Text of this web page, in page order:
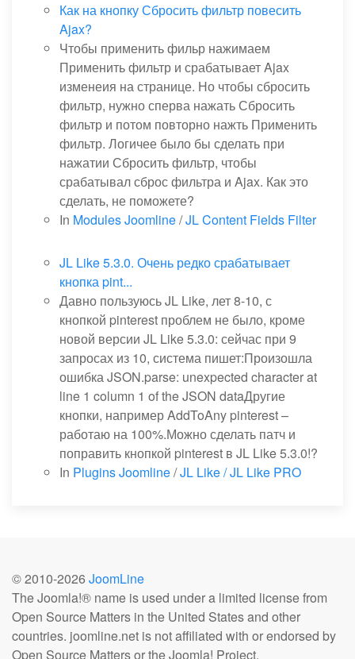
Как на кнопку Сбросить фильтр повесить
Ajax?
Чтобы применить фильр нажимаем
Применить фильтр и срабатывает Ajax
изменеия на странице. Но чтобы сбросить
фильтр, нужно сперва нажать Сбросить
фильтр и потом повторно нажть Применить
фильтр. Логичее было бы сделать при
нажатии Сбросить фильтр, чтобы
срабатывал сброс фильтра и Ajax. Как это
сделать, не поможете?
In Modules Joomline/JL Content Fields Filter
JL Like 5.3.0. Очень редко срабатывает
кнопка pint...
Давно пользуюсь JL Like, лет 8-10, с
кнопкой pinterest проблем не было, кроме
новой версии JL Like 5.3.0: сейчас при 9
запросах из 10, система пишет:Произошла
ошибка JSON.parse: unexpected character at
line 1 column 1 of the JSON dataДругие
кнопки, например AddToAny pinterest –
работаю на 100%.Можно сделать патч и
поправить кнопкой pinterest в JL Like 5.3.0!?
In Plugins Joomline/JL Like / JL Like PRO
© 2010-2026 JoomLine
The Joomla!® name is used under a limited license from
Open Source Matters in the United States and other
countries. joomline.net is not affiliated with or endorsed by
Open Source Matters or the Joomla! Project.